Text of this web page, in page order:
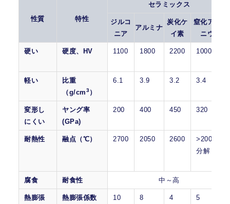
性質 特性
セラミックス
ジルコ
ニア
アルミナ
炭化ケ
イ素
窒化アルミ
ニウム
硬い 硬度、HV 1100 1800 2200 1000
軽い
比重
（g/cm3）
6.1 3.9 3.2 3.4
変形し
にくい
ヤング率
(GPa)
200 400 450 320
耐熱性 融点（℃） 2700 2050 2600
>2000
分解
腐食 耐食性 中～高
熱膨張
熱膨張係数
10 8 4 5